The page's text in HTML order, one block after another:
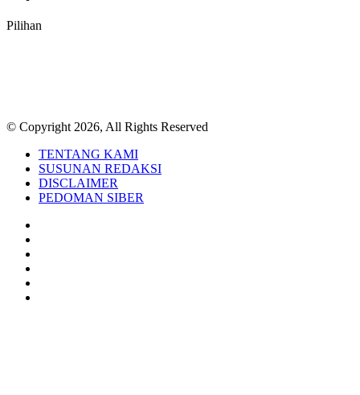
Pilihan
© Copyright 2026, All Rights Reserved
TENTANG KAMI
SUSUNAN REDAKSI
DISCLAIMER
PEDOMAN SIBER